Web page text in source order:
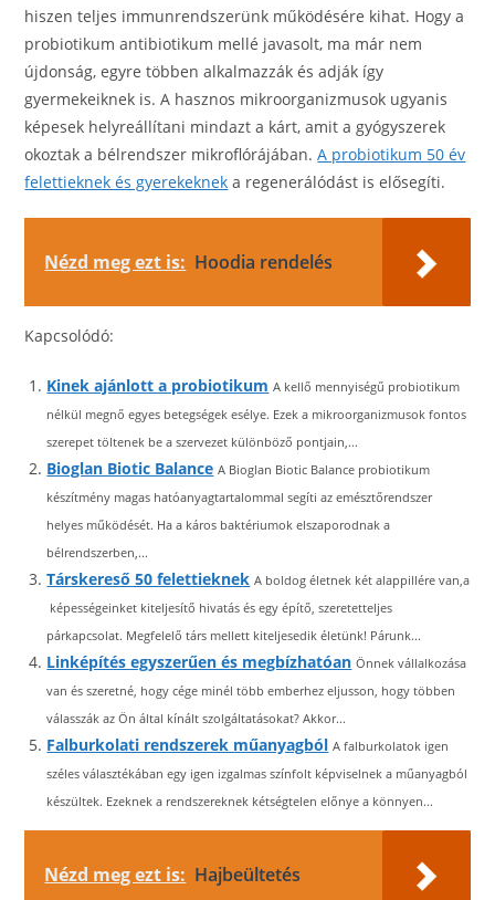
hiszen teljes immunrendszerünk működésére kihat. Hogy a
probiotikum antibiotikum mellé javasolt, ma már nem
újdonság, egyre többen alkalmazzák és adják így
gyermekeiknek is. A hasznos mikroorganizmusok ugyanis
képesek helyreállítani mindazt a kárt, amit a gyógyszerek
okoztak a bélrendszer mikroflórájában.A probiotikum 50 év
felettieknek és gyerekeknek a regenerálódást is elősegíti.
Nézd meg ezt is: Hoodia rendelés
Kapcsolódó:
Kinek ajánlott a probiotikum A kellő mennyiségű probiotikum
nélkül megnő egyes betegségek esélye. Ezek a mikroorganizmusok fontos
szerepet töltenek be a szervezet különböző pontjain,...
Bioglan Biotic Balance A Bioglan Biotic Balance probiotikum
készítmény magas hatóanyagtartalommal segíti az emésztőrendszer
helyes működését. Ha a káros baktériumok elszaporodnak a
bélrendszerben,...
Társkereső 50 felettieknek A boldog életnek két alappillére van,a
képességeinket kiteljesítő hivatás és egy építő, szeretetteljes
párkapcsolat. Megfelelő társ mellett kiteljesedik életünk! Párunk...
Linképítés egyszerűen és megbízhatóan Önnek vállalkozása
van és szeretné, hogy cége minél több emberhez eljusson, hogy többen
válasszák az Ön által kínált szolgáltatásokat? Akkor...
Falburkolati rendszerek műanyagból A falburkolatok igen
széles választékában egy igen izgalmas színfolt képviselnek a műanyagból
készültek. Ezeknek a rendszereknek kétségtelen előnye a könnyen...
Nézd meg ezt is: Hajbeültetés